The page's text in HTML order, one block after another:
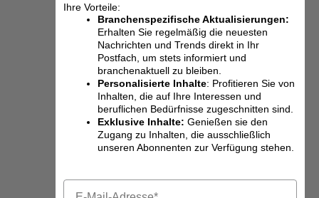
Ihre Vorteile:
Branchenspezifische Aktualisierungen:
Erhalten Sie regelmäßig die neuesten
Nachrichten und Trends direkt in Ihr
Postfach, um stets informiert und
branchenaktuell zu bleiben.
Personalisierte Inhalte: Profitieren Sie von
Inhalten, die auf Ihre Interessen und
beruflichen Bedürfnisse zugeschnitten sind.
Exklusive Inhalte: Genießen sie den
Zugang zu Inhalten, die ausschließlich
unseren Abonnenten zur Verfügung stehen.